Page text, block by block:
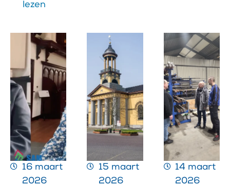
lezen
16 maart
2026
15 maart
2026
14 maart
2026